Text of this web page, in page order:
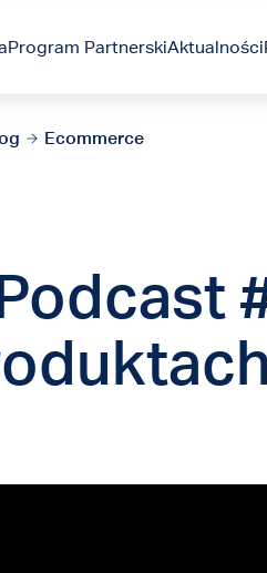
Program PartnerskiAktualności
Ecommerce